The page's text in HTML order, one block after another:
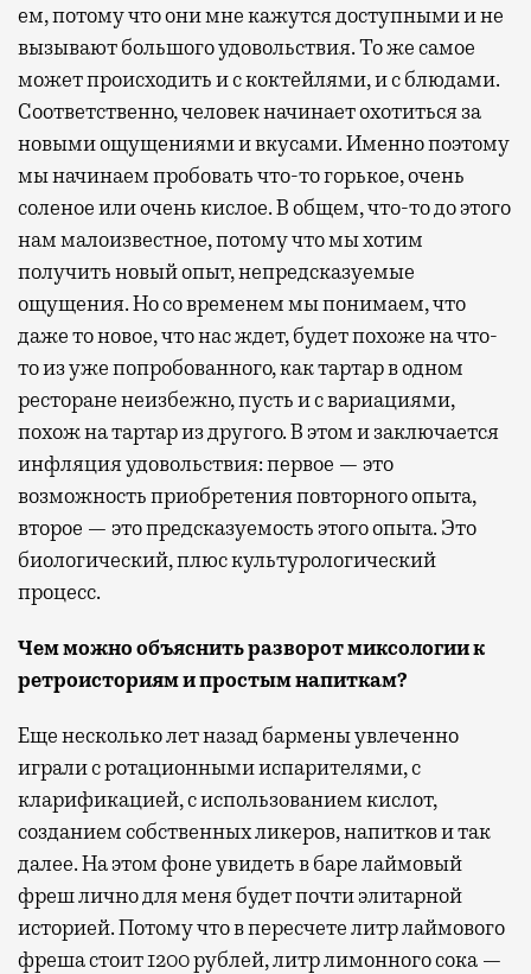
ем, потому что они мне кажутся доступными и не
вызывают большого удовольствия. То же самое
может происходить и с коктейлями, и с блюдами.
Соответственно, человек начинает охотиться за
новыми ощущениями и вкусами. Именно поэтому
мы начинаем пробовать что-то горькое, очень
соленое или очень кислое. В общем, что-то до этого
нам малоизвестное, потому что мы хотим
получить новый опыт, непредсказуемые
ощущения. Но со временем мы понимаем, что
даже то новое, что нас ждет, будет похоже на что-
то из уже попробованного, как тартар в одном
ресторане неизбежно, пусть и с вариациями,
похож на тартар из другого. В этом и заключается
инфляция удовольствия: первое — это
возможность приобретения повторного опыта,
второе — это предсказуемость этого опыта. Это
биологический, плюс культурологический
процесс.
Чем можно объяснить разворот миксологии к
ретроисториям и простым напиткам?
Еще несколько лет назад бармены увлеченно
играли с ротационными испарителями, с
кларификацией, с использованием кислот,
созданием собственных ликеров, напитков и так
далее. На этом фоне увидеть в баре лаймовый
фреш лично для меня будет почти элитарной
историей. Потому что в пересчете литр лаймового
фреша стоит 1200 рублей, литр лимонного сока —